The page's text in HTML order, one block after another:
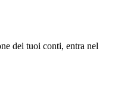
dei tuoi conti, entra nel